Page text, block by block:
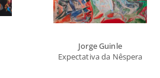
Jorge Guinle
Expectativa da Nêspera